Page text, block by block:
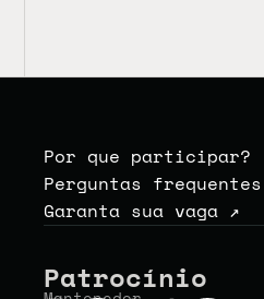
Por que participar?
Perguntas frequentes
Garanta sua vaga ↗
Patrocínio